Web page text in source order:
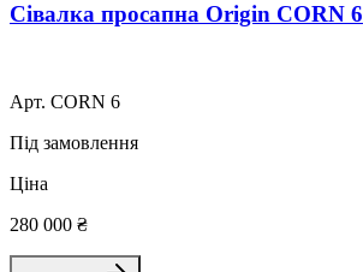
Сівалка просапна Origin CORN 6
Арт. CORN 6
Під замовлення
Ціна
280 000 ₴